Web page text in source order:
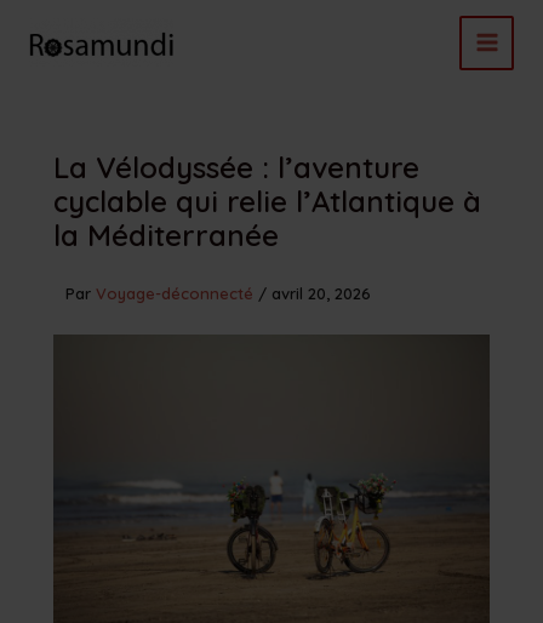
La Vélodyssée : l’aventure
cyclable qui relie l’Atlantique à
la Méditerranée
Par Voyage-déconnecté / avril 20, 2026